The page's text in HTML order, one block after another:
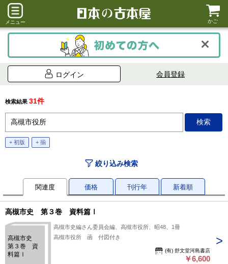
メニュー かご
ログイン 会員登録
検索結果 31件
+ 初版 + 揃
絞り込み検索
関連度 価格 刊行年 新着順
高槻市史 第３巻 資料篇Ⅰ
高槻市史
第３巻 資
料篇Ⅰ
高槻市史編さん委員会編、高槻市役所、昭48、1冊
高槻市役所 函 付図付き
(有) 舒文堂河島書店
￥6,600